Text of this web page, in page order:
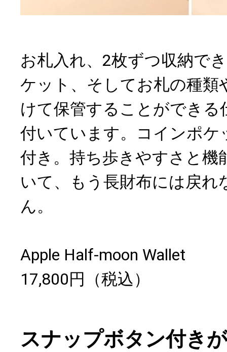
お札入れ、2枚ずつ収納で
ケット、そしてお札の種類
けて保管することができる
付いています。コインポケ
付き。持ち歩きやすさと機
いて、もう長財布には戻れ
ん。
Apple Half-moon Wallet
17,800円（税込）
スナップボタン付き